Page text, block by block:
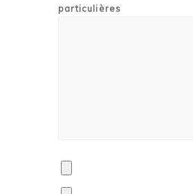
particulières